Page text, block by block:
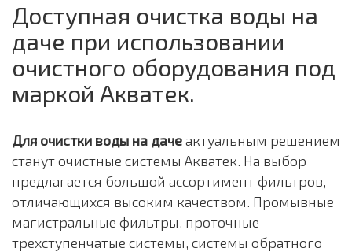
Доступная очистка воды на
даче при использовании
очистного оборудования под
маркой Акватек.
Для очистки воды на дачеактуальным решением
станут очистные системы Акватек. На выбор
предлагается большой ассортимент фильтров,
отличающихся высоким качеством. Промывные
магистральные фильтры, проточные
трехступенчатые системы, системы обратного